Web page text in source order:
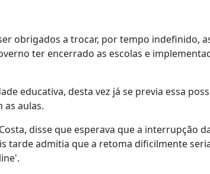
obrigados a trocar, por tempo indefinido,
ter encerrado as escolas e
educativa, desta vez já se previa essa
as aulas.
disse que esperava que a interrupção
tarde admitia que a retoma dificilmente